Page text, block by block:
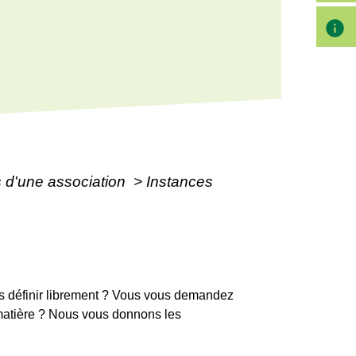
d'une association > Instances
librement ? Vous vous demandez
? Nous vous donnons les
info